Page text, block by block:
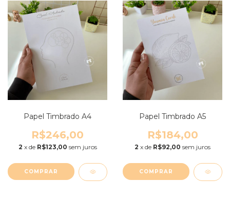
Papel Timbrado A4
R$246,00
2 x de R$123,00 sem juros
COMPRAR
Papel Timbrado A5
R$184,00
2 x de R$92,00 sem juros
COMPRAR